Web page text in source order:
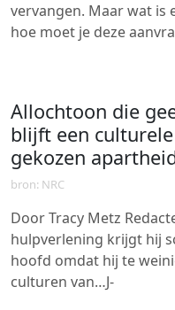
vervangen. Maar wat is
hoe moet je deze
Allochtoon die
blijft een
gekozen
bron: NRC
Door Tracy Metz
hulpverlening krijgt hij
hoofd omdat hij te
culturen van…J-